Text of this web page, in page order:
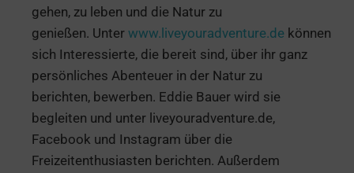
gehen, zu leben und die Natur zu
genießen. Unter www.liveyouradventure.de können
sich Interessierte, die bereit sind, über ihr ganz
persönliches Abenteuer in der Natur zu
berichten, bewerben. Eddie Bauer wird sie
begleiten und unter liveyouradventure.de,
Facebook und Instagram über die
Freizeitenthusiasten berichten. Außerdem